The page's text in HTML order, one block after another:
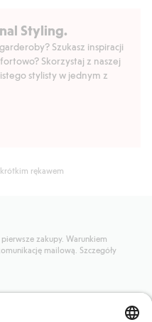
Styling.
Szukasz inspiracji
Skorzystaj z naszej
stylisty w jednym z
rękawem
zakupy. Warunkiem
mailową. Szczegóły